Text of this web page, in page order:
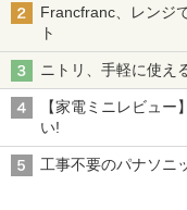
Francfranc、レンジ
ト
ニトリ、手軽に使え
【家電ミニレビュ
い!
工事不要のパナソ